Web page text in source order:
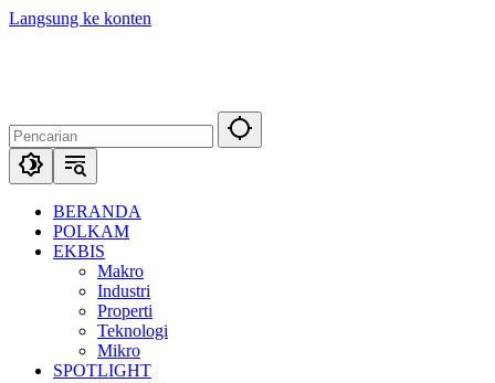
Langsung ke konten
BERANDA
POLKAM
EKBIS
Makro
Industri
Properti
Teknologi
Mikro
SPOTLIGHT